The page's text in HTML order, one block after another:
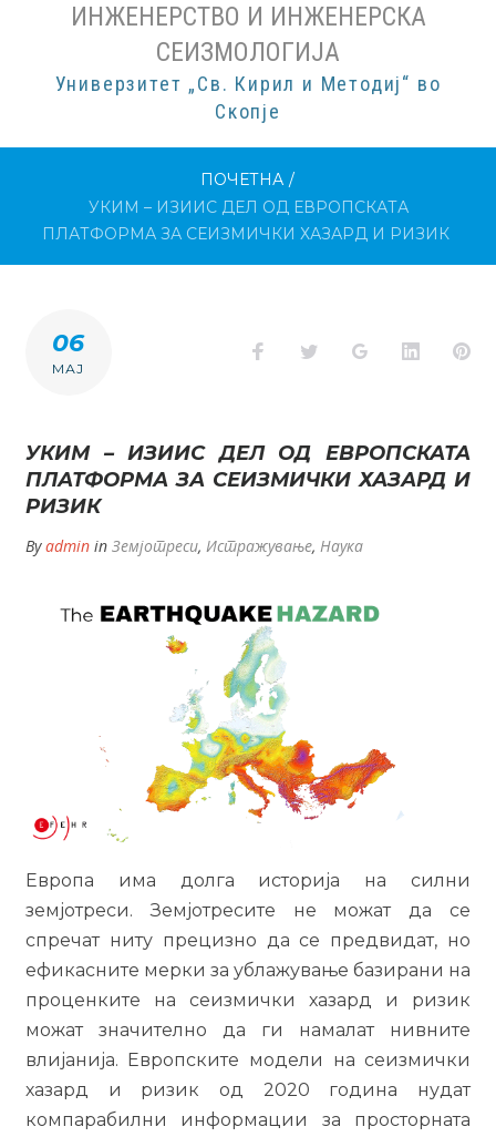
ИНЖЕНЕРСТВО И ИНЖЕНЕРСКА
СЕИЗМОЛОГИЈА
Универзитет „Св. Кирил и Методиј“ во
Скопје
ПОЧЕТНА /
УКИМ – ИЗИИС ДЕЛ ОД ЕВРОПСКАТА
ПЛАТФОРМА ЗА СЕИЗМИЧКИ ХАЗАРД И РИЗИК
06
МАЈ
Facebook
Twitter Google+LinkedIn
УКИМ – ИЗИИС ДЕЛ ОД ЕВРОПСКАТА
ПЛАТФОРМА ЗА СЕИЗМИЧКИ ХАЗАРД И
РИЗИК
Byadmin in Земјотреси, Истражување, Наука
Европа има долга историја на силни
земјотреси. Земјотресите не можат да се
спречат ниту прецизно да се предвидат, но
ефикасните мерки за ублажување базирани на
проценките на сеизмички хазард и ризик
можат значително да ги намалат нивните
влијанија. Европските модели на сеизмички
хазард и ризик од 2020 година нудат
компарабилни информации за просторната